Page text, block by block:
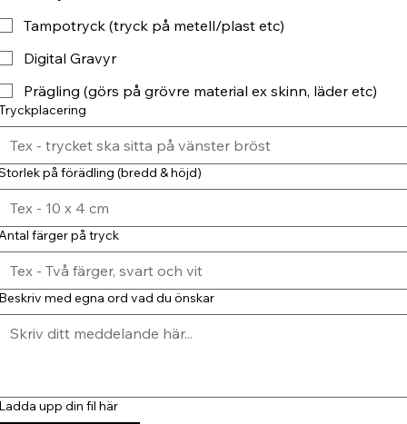
Tampotryck (tryck på metell/plast etc)
Digital Gravyr
Prägling (görs på grövre material ex skinn, läder etc)
på förädling (bredd & höjd)
färger på tryck
med egna ord vad du önskar
upp din fil här